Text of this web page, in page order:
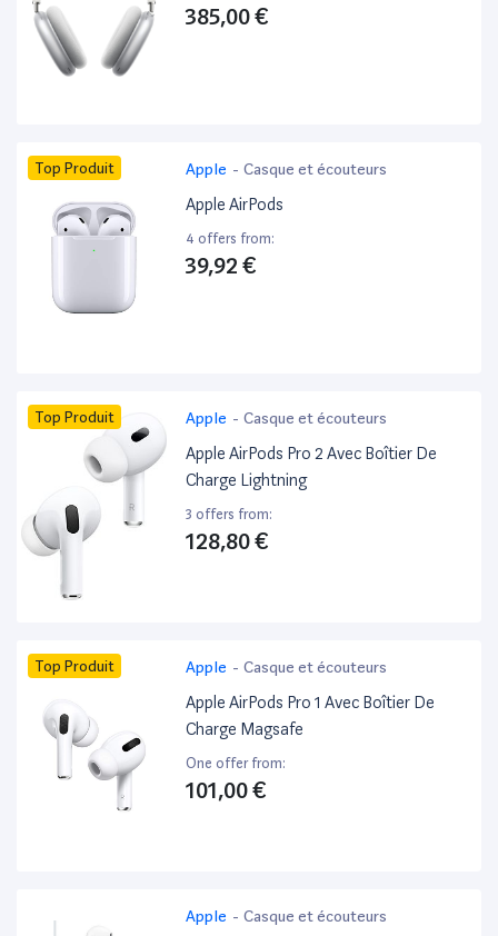
385,00 €
Top Produit Apple - Casque et écouteurs
Apple AirPods
4 offers from:
39,92 €
Top Produit Apple - Casque et écouteurs
Apple AirPods Pro 2 Avec Boîtier De
Charge Lightning
3 offers from:
128,80 €
Top Produit Apple - Casque et écouteurs
Apple AirPods Pro 1 Avec Boîtier De
Charge Magsafe
One offer from:
101,00 €
Apple - Casque et écouteurs